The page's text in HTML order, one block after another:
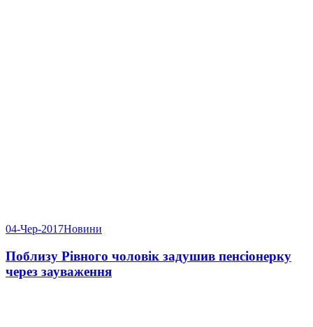
04-Чер-2017Новини
Поблизу Рівного чоловік задушив пенсіонерку
через зауваження